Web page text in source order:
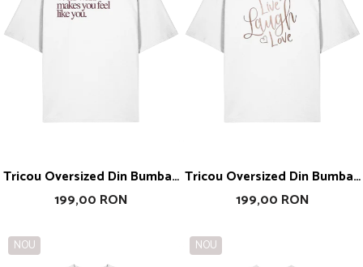
Tricou Oversized Din Bumbac
Organic Wear What Make
199,00 RON
Tricou Oversized Din Bumbac
Organic Live Laught Love
199,00 RON
NOU NOU